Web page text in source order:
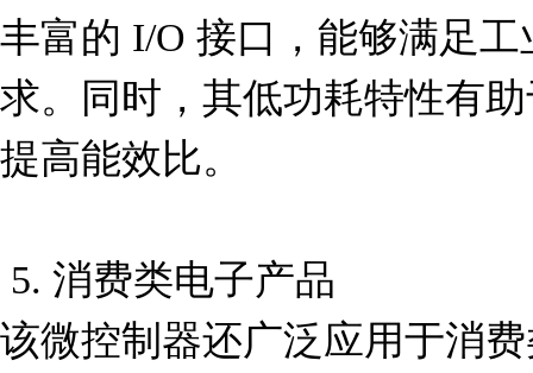
丰富的 I/O 接口，能够满足
求。同时，其低功耗特性有
提高能效比。
该微控制器还广泛应用于消